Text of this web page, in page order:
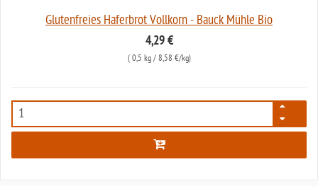
Glutenfreies Haferbrot Vollkorn - Bauck Mühle Bio
4,29 €
( 0,5 kg/ 8,58 €/kg)
2308